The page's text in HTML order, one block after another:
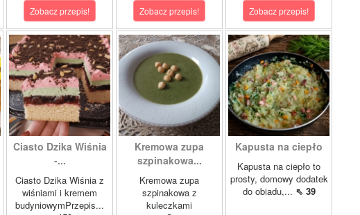
Zobacz przepis! Zobacz przepis! Zobacz przepis!
Ciasto Dzika Wiśnia
-...
Ciasto Dzika Wiśnia z
wiśniami i kremem
budyniowymPrzepis...
Kremowa zupa
szpinakowa...
Kremowa zupa
szpinakowa z
kuleczkami
Kapusta na ciepło
Kapusta na ciepło to
prosty, domowy dodatek
do obiadu,... ⇖ 39